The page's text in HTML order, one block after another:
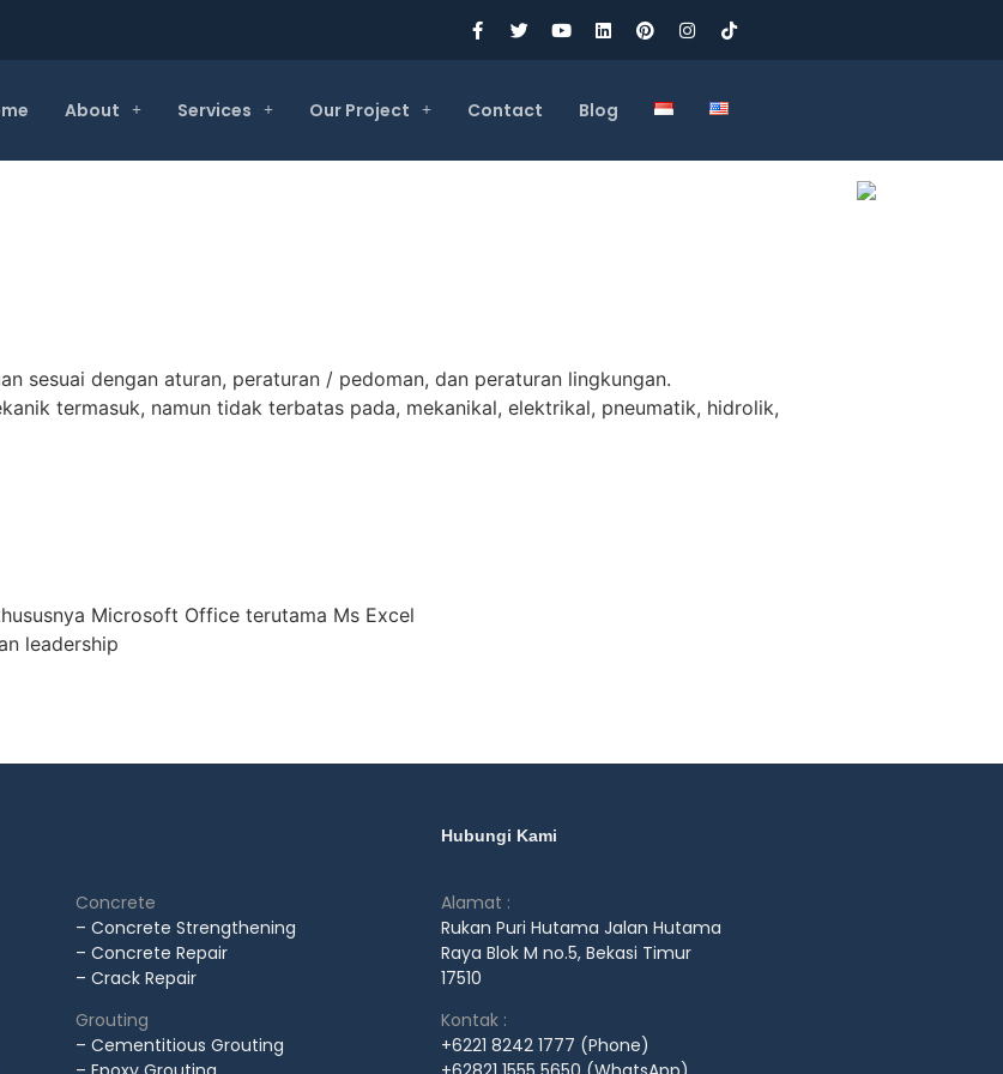
About Services Our Project Contact Blog
sesuai dengan aturan, peraturan / pedoman, dan peraturan lingkungan.
termasuk, namun tidak terbatas pada, mekanikal, elektrikal, pneumatik, hidrolik,
Microsoft Office terutama Ms Excel
leadership
Concrete
– Concrete Strengthening
– Concrete Repair
– Crack Repair
Grouting
– Cementitious Grouting
Hubungi Kami
Alamat :
Rukan Puri Hutama Jalan Hutama
Raya Blok M no.5, Bekasi Timur
17510
Kontak :
+6221 8242 1777 (Phone)